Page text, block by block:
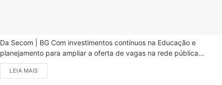
Da Secom | BG Com investimentos contínuos na Educação e
planejamento para ampliar a oferta de vagas na rede pública...
LEIA MAIS